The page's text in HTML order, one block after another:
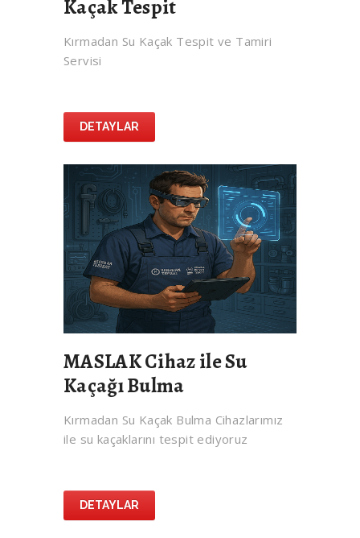
Kaçak Tespit
Kırmadan Su Kaçak Tespit ve Tamiri
Servisi
DETAYLAR
MASLAK Cihaz ile Su
Kaçağı Bulma
Kırmadan Su Kaçak Bulma Cihazlarımız
ile su kaçaklarını tespit ediyoruz
DETAYLAR